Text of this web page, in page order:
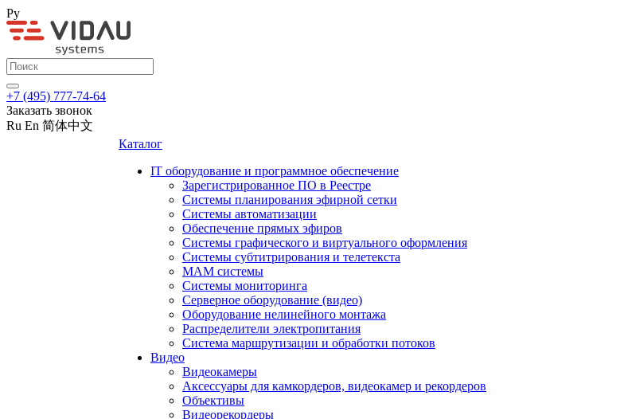
Ру
+7 (495) 777-74-64
Заказать звонок
Ru En 简体中文
Каталог
IT оборудование и программное обеспечение
Зарегистрированное ПО в Реестре
Системы планирования эфирной сетки
Системы автоматизации
Обеспечение прямых эфиров
Системы графического и виртуального оформления
Системы субтитрирования и телетекста
MAM системы
Системы мониторинга
Серверное оборудование (видео)
Оборудование нелинейного монтажа
Распределители электропитания
Система маршрутизации и обработки потоков
Видео
Видеокамеры
Аксессуары для камкордеров, видеокамер и рекордеров
Объективы
Видеорекордеры